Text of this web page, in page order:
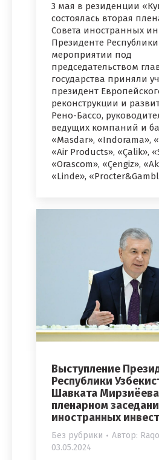
3 мая в резиденции
состоялась вторая
Совета иностранных
Президенте Республики
мероприятии под
председательством
государства приняли
президент
реконструкции и
Рено-Бассо,
ведущих компаний и
«Masdar», «Indorama»,
«Air Products», «Çalik»,
«Orascom», «Çengiz»,
«Linde»,
Выступление
Республики
Шавката
пленарном
иностранных
Без рубрики Автор:
03.05.2024